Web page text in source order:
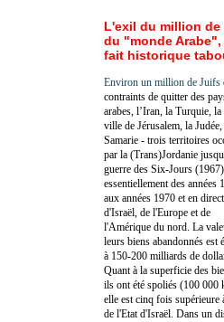
L'exil du million
du "monde Arabe",
fait historique
Environ un million de Juifs
contraints de quitter des
arabes, l’Iran, la Turquie,
ville de Jérusalem, la
Samarie - trois territoires
par la (Trans)Jordanie
guerre des Six-Jours (1967)
essentiellement des années
aux années 1970 et en
d'Israël, de l'Europe et de
l'Amérique du nord. La
leurs biens abandonnés est
à 150-200 milliards de
Quant à la superficie des
ils ont été spoliés (100 000
elle est cinq fois supérieure
de l'Etat d'Israël. Dans un